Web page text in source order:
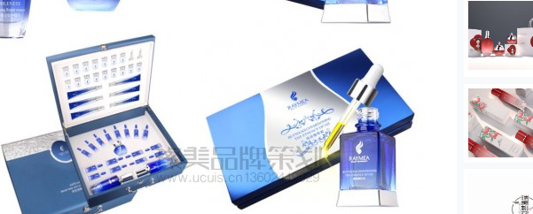
化妆品品牌设计